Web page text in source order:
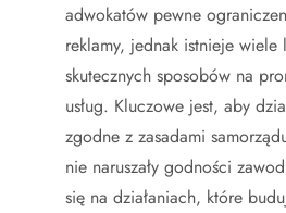
adwokatów pewne
reklamy, jednak istnieje wiele
skutecznych sposobów na
usług. Kluczowe jest, aby
zgodne z zasadami
nie naruszały godności
się na działaniach, które